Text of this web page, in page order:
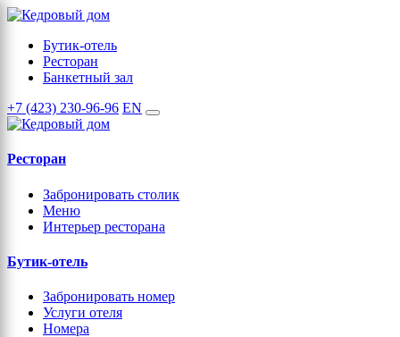
Бутик-отель
Ресторан
Банкетный зал
+7 (423) 230-96-96 EN
Ресторан
Забронировать столик
Меню
Интерьер ресторана
Бутик-отель
Забронировать номер
Услуги отеля
Номера